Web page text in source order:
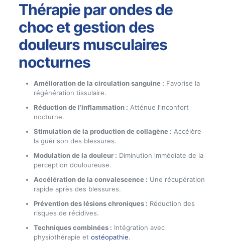
Thérapie par ondes de
choc et gestion des
douleurs musculaires
nocturnes
Amélioration de la circulation sanguine : Favorise la
régénération tissulaire.
Réduction de l’inflammation : Atténue l’inconfort
nocturne.
Stimulation de la production de collagène : Accélère
la guérison des blessures.
Modulation de la douleur : Diminution immédiate de la
perception douloureuse.
Accélération de la convalescence : Une récupération
rapide après des blessures.
Prévention des lésions chroniques : Réduction des
risques de récidives.
Techniques combinées : Intégration avec
physiothérapie et ostéopathie.